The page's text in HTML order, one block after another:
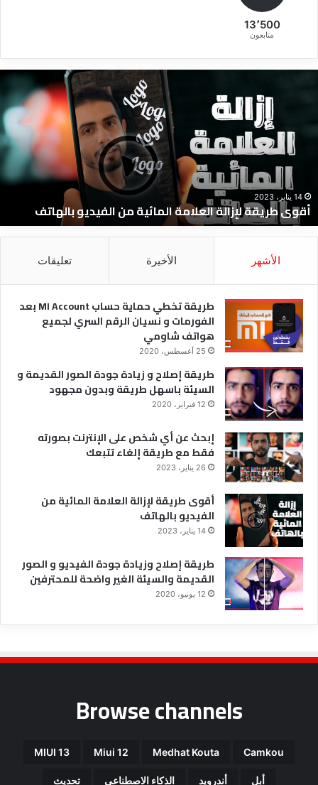
13٬500
متابعون
المائية
الفيديو
بالهاتف
14 يناير، 2023
أقوى طريقة لإزالة العلامة المائية من الفيديو بالهاتف
الأشهر الأخيرة تعليقات
طريقة تخطي حماية حساب MI Account بعد
الفورمات و نسيان الرقم السري لجميع
هواتف شاومي
25 أغسطس، 2020
طريقة إصلاح و زيادة جودة الصور القديمة و
السيئة باسهل طريقة وبدون مجهود
12 فبراير، 2020
إبحث عن أي شخص على الإنترنت بصورته
فقط مع طريقة إلغاء تتبعك
26 يناير، 2023
أقوى طريقة لإزالة العلامة المائية من
الفيديو بالهاتف
14 يناير، 2023
طريقة إصلاح وزيادة جودة الفيديو و الصور
القديمة والسيئة الغير واضحة للمحترفين
12 يونيو، 2020
Browse channels
Camkou
Medhat Kouta
Miui 12
MIUI 13
أبل أندرويد الذكاء الاصطناعي تحديث